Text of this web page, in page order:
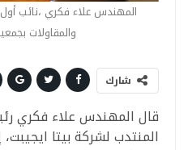
المهندس علاء فكري ،نائب
والمقاولات
شارك
قال المهندس علاء فكري
المنتدب لشركة بيتا